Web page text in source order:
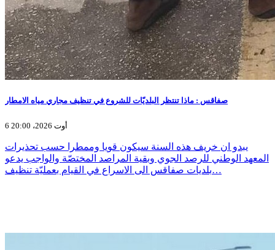
صفاقس : ماذا تنتظر البلديّات للشروع في تنظيف مجاري مياه الامطار
6 أوت 2026، 20:00
يبدو ان خريف هذه السنة سيكون قويا وممطرا حسب تحذيرات
المعهد الوطني للرصد الجوي وبقية المراصد المختصّة والواجب يدعو
بلديات صفاقس الى الاسراع في القيام بعمليّة تنظيف…